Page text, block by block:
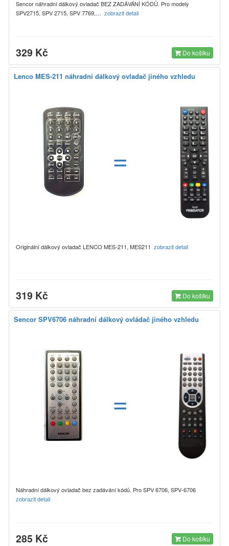
Sencor náhradní dálkový ovladač BEZ ZADÁVÁNÍ KÓDŮ. Pro modely
SPV2715, SPV 2715, SPV 7769,… zobrazit detail
329 Kč Do košíku
Lenco MES-211 náhradní dálkový ovladač jiného vzhledu
=
Originální dálkový ovladač LENCO MES-211, MES211 zobrazit detail
319 Kč Do košíku
Sencor SPV6706 náhradní dálkový ovládač jiného vzhledu
=
Náhradní dálkový ovladač bez zadávání kódů. Pro SPV 6706, SPV-6706
zobrazit detail
285 Kč Do košíku